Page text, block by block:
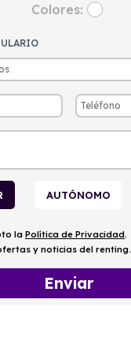
Colores:
AUTÓNOMO
la Política de Privacidad.
y noticias del renting.